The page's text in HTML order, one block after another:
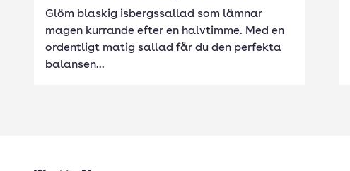
Glöm blaskig isbergssallad som lämnar
magen kurrande efter en halvtimme. Med en
ordentligt matig sallad får du den perfekta
balansen...